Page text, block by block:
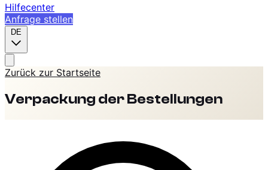
Hilfecenter
Anfrage stellen
DE
Zurück zur Startseite
Verpackung der Bestellungen